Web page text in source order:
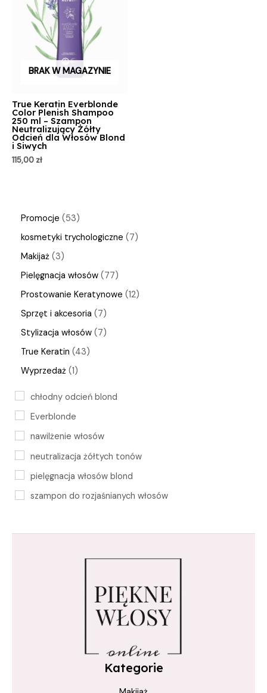
Promocje 53
kosmetyki trychologiczne 7
Makijaż 3
Pielęgnacja włosów 77
Prostowanie Keratynowe 12
Sprzęt i akcesoria 7
Stylizacja włosów 7
True Keratin 43
Wyprzedaż 1
chłodny odcień blond
Everblonde
nawilżenie włosów
neutralizacja żółtych tonów
pielęgnacja włosów blond
szampon do rozjaśnianych włosów
szampon neutralizujący
wzmacnianie włosów
BRAK W MAGAZYNIE
True Keratin Everblonde
Color Plenish Shampoo
250 ml – Szampon
Neutralizujący Żółty
Odcień dla Włosów Blond
i Siwych
115,00 zł
Kategorie